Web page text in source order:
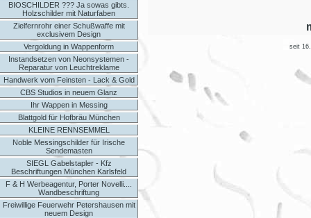
BIOSCHILDER ??? Ja sowas gibts.
Holzschilder mit Naturfaben
Zielfernrohr einer Schußwaffe mit
exclusivem Design
Vergoldung in Wappenform
Instandsetzen von Neonsystemen -
Reparatur von Leuchtreklame
Handwerk vom Feinsten - Lack & Gold
CBS Studios in neuem Glanz
Ihr Wappen in Messing
Blattgold für Hofbräu München
KLEINE RENNSEMMEL
Noble Messingschilder für Irische
Sendemasten
SIEGL Gabelstapler - Kfz
Beschriftungen München Karlsfeld
F & H Werbeagentur, Porter Novelli....
Wandbeschriftung
Freiwillige Feuerwehr Petershausen mit
neuem Design
seit